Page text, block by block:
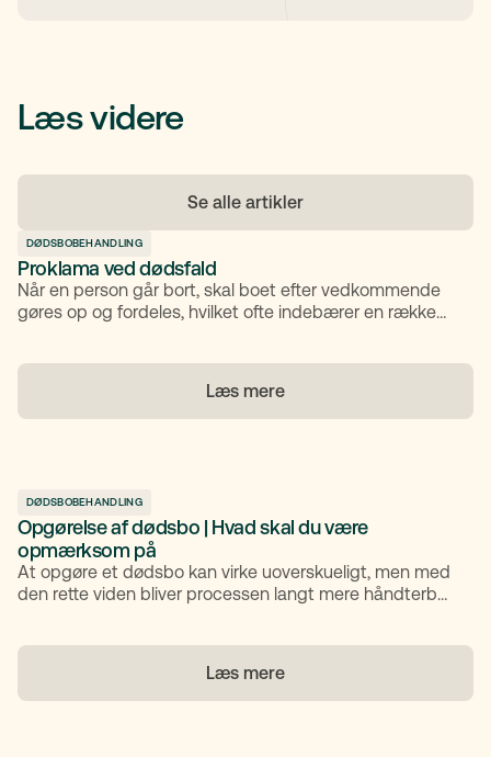
Læs videre
Se alle artikler
DØDSBOBEHANDLING
Proklama ved dødsfald​
Når en person går bort, skal boet efter vedkommende
gøres op og fordeles, hvilket ofte indebærer en række
er et proklama egentlig, hvorfor er det nødvendigt, og
hvad sker der, hvis det bliver glemt? I denne artikel
Læs mere
DØDSBOBEHANDLING
Opgørelse af dødsbo | Hvad skal du være
opmærksom på
At opgøre et dødsbo kan virke uoverskueligt, men med
den rette viden bliver processen langt mere håndterbar.
Læs mere